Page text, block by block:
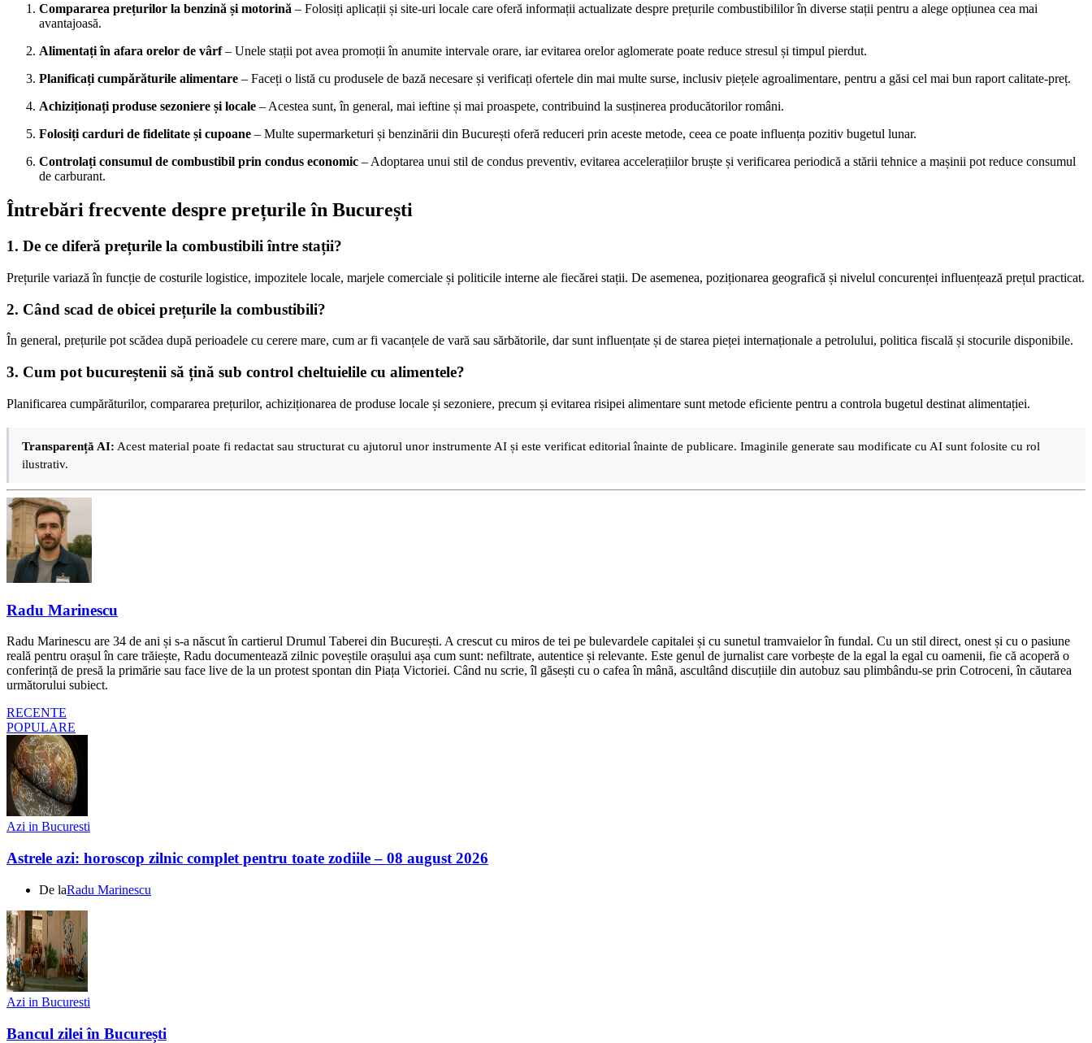
Compararea prețurilor la benzină și motorină – Folosiți aplicații și site-uri locale care oferă informații actualizate despre prețurile combustibililor în diverse stații pentru a alege opțiunea cea mai
avantajoasă.
Alimentați în afara orelor de vârf– Unele stații pot avea promoții în anumite intervale orare, iar evitarea orelor aglomerate poate reduce stresul și timpul pierdut.
Planificați cumpărăturile alimentare – Faceți o listă cu produsele de bază necesare și verificați ofertele din mai multe surse, inclusiv piețele agroalimentare, pentru a găsi cel mai bun raport calitate-preț.
Achiziționați produse sezoniere și locale – Acestea sunt, în general, mai ieftine și mai proaspete, contribuind la susținerea producătorilor români.
Folosiți carduri de fidelitate și cupoane – Multe supermarketuri și benzinării din București oferă reduceri prin aceste metode, ceea ce poate influența pozitiv bugetul lunar.
Controlați consumul de combustibil prin condus economic – Adoptarea unui stil de condus preventiv, evitarea accelerațiilor bruște și verificarea periodică a stării tehnice a mașinii pot reduce consumul
de carburant.
Întrebări frecvente despre prețurile în București
1. De ce diferă prețurile la combustibili între stații?
Prețurile variază în funcție de costurile logistice, impozitele locale, marjele comerciale și politicile interne ale fiecărei stații. De asemenea, poziționarea geografică și nivelul concurenței influențează prețul practicat.
2. Când scad de obicei prețurile la combustibili?
În general, prețurile pot scădea după perioadele cu cerere mare, cum ar fi vacanțele de vară sau sărbătorile, dar sunt influențate și de starea pieței internaționale a petrolului, politica fiscală și stocurile disponibile.
3. Cum pot bucureștenii să țină sub control cheltuielile cu alimentele?
Planificarea cumpărăturilor, compararea prețurilor, achiziționarea de produse locale și sezoniere, precum și evitarea risipei alimentare sunt metode eficiente pentru a controla bugetul destinat alimentației.
Transparență AI: Acest material poate fi redactat sau structurat cu ajutorul unor instrumente AI și este verificat editorial înainte de publicare. Imaginile generate sau modificate cu AI sunt folosite cu rol
ilustrativ.
Radu Marinescu
Radu Marinescu are 34 de ani și s-a născut în cartierul Drumul Taberei din București. A crescut cu miros de tei pe bulevardele capitalei și cu sunetul tramvaielor în fundal. Cu un stil direct, onest și cu o pasiune
reală pentru orașul în care trăiește, Radu documentează zilnic poveștile orașului așa cum sunt: nefiltrate, autentice și relevante. Este genul de jurnalist care vorbește de la egal la egal cu oamenii, fie că acoperă o
conferință de presă la primărie sau face live de la un protest spontan din Piața Victoriei. Când nu scrie, îl găsești cu o cafea în mână, ascultând discuțiile din autobuz sau plimbându-se prin Cotroceni, în căutarea
următorului subiect.
RECENTE
POPULARE
Azi in Bucuresti
Astrele azi: horoscop zilnic complet pentru toate zodiile – 08 august 2026
De laRadu Marinescu
Azi in Bucuresti
Bancul zilei în București